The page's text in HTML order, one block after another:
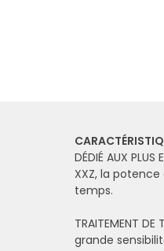
DÉDIÉ AUX
XXZ, la
temps.
TRAITEMENT
grande